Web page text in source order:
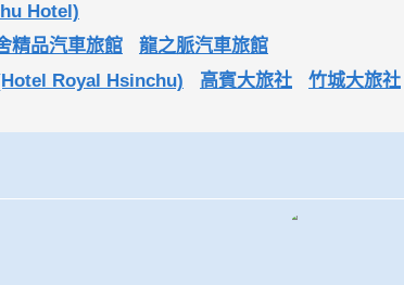
Hotel)
精品汽車旅館
龍之脈汽車旅館
Royal Hsinchu) 高賓大旅社
竹城大旅社